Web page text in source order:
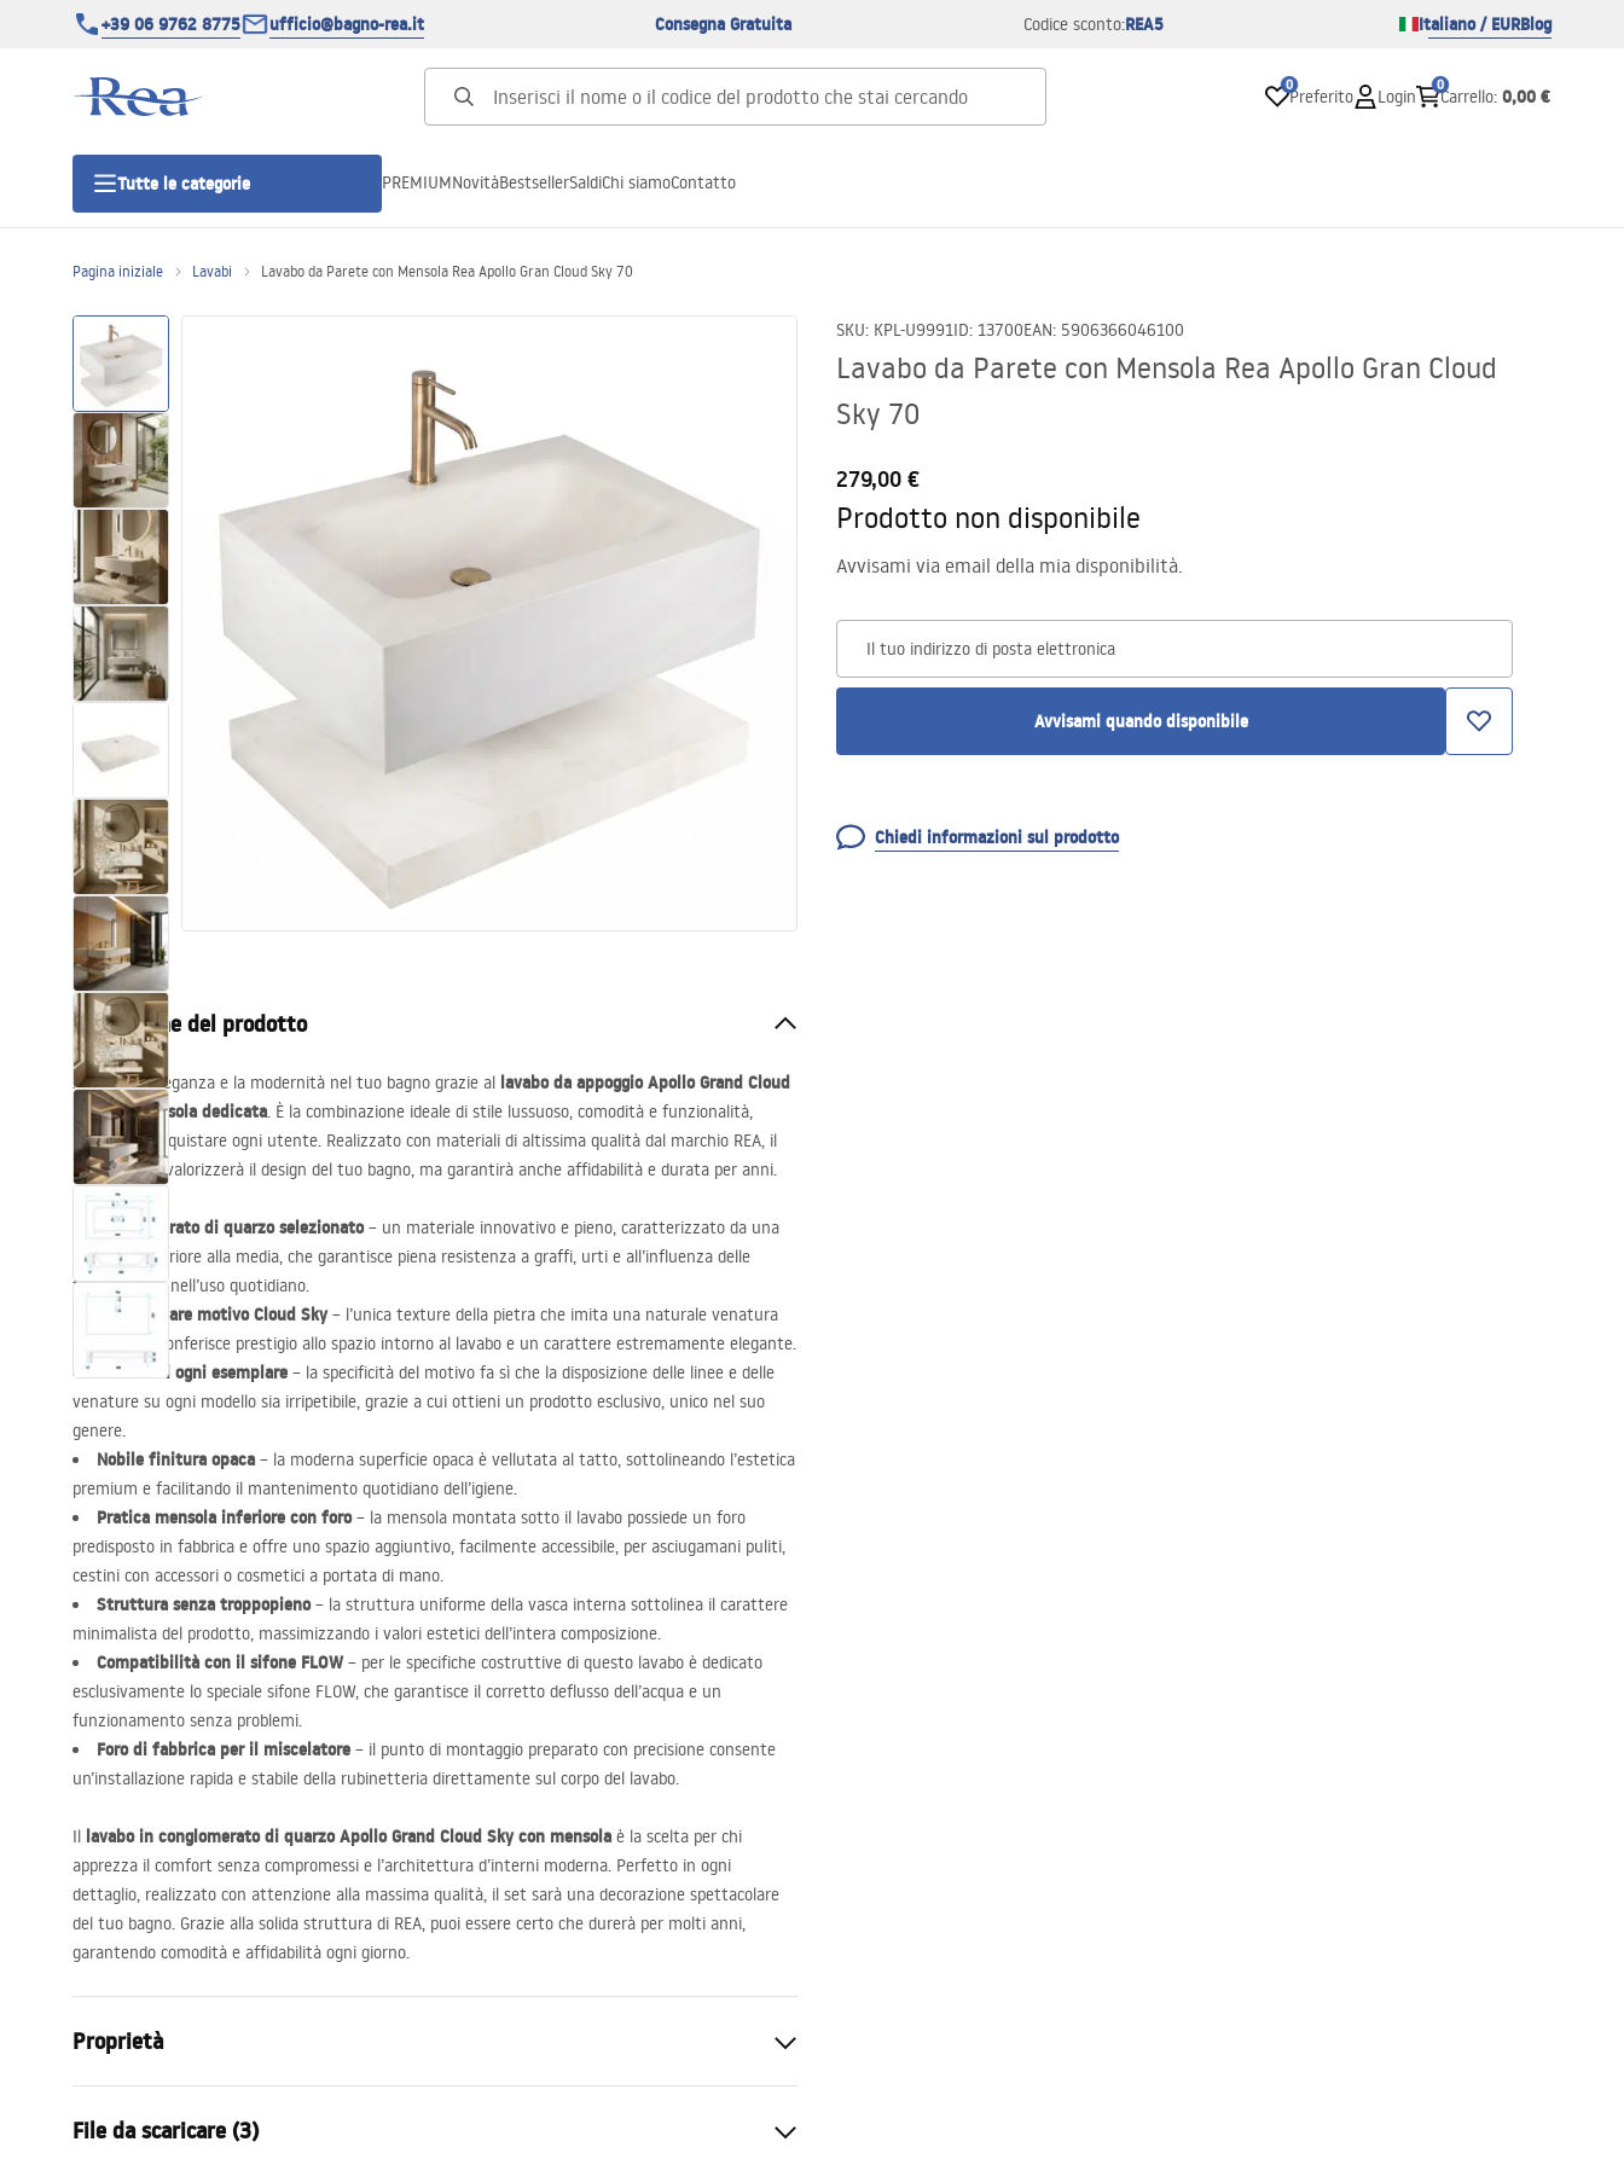
+39 06 9762 8775 ufficio@bagno-rea.it Consegna Gratuita Codice sconto:REA5 Italiano / EURBlog
0
Preferito Login
0
Carrello: 0,00 €
Tutte le categorie
Porte doccia
Piatti doccia da bagno
Canaline di scarico
Set di vaso WC e bidet
Lavabi
Vasche da bagno e schermi vasca
Rubinetti da bagno
Set doccia
Cucina
Accessori e mobili da bagno
PREMIUMNovitàBestsellerSaldiChi siamoContatto
Pagina iniziale Lavabi Lavabo da Parete con Mensola Rea Apollo Gran Cloud Sky 70
SKU: KPL-U9991ID: 13700EAN: 5906366046100
Lavabo da Parete con Mensola Rea Apollo Gran Cloud
Sky 70
279,00 €
Prodotto non disponibile
Avvisami via email della mia disponibilità.
Il tuo indirizzo di posta elettronica
Avvisami quando disponibile
Chiedi informazioni sul prodotto
Descrizione del prodotto
Apprezza l’eleganza e la modernità nel tuo bagno grazie al lavabo da appoggio Apollo Grand Cloud
Sky con mensola dedicata. È la combinazione ideale di stile lussuoso, comodità e funzionalità,
capace di conquistare ogni utente. Realizzato con materiali di altissima qualità dal marchio REA, il
set non solo valorizzerà il design del tuo bagno, ma garantirà anche affidabilità e durata per anni.
Conglomerato di quarzo selezionato– un materiale innovativo e pieno, caratterizzato da una
durezza superiore alla media, che garantisce piena resistenza a graffi, urti e all’influenza delle
temperature nell’uso quotidiano.
Spettacolare motivo Cloud Sky– l’unica texture della pietra che imita una naturale venatura
geometrica conferisce prestigio allo spazio intorno al lavabo e un carattere estremamente elegante.
Unicità di ogni esemplare – la specificità del motivo fa sì che la disposizione delle linee e delle
venature su ogni modello sia irripetibile, grazie a cui ottieni un prodotto esclusivo, unico nel suo
genere.
Nobile finitura opaca – la moderna superficie opaca è vellutata al tatto, sottolineando l’estetica
premium e facilitando il mantenimento quotidiano dell’igiene.
Pratica mensola inferiore con foro– la mensola montata sotto il lavabo possiede un foro
predisposto in fabbrica e offre uno spazio aggiuntivo, facilmente accessibile, per asciugamani puliti,
cestini con accessori o cosmetici a portata di mano.
Struttura senza troppopieno– la struttura uniforme della vasca interna sottolinea il carattere
minimalista del prodotto, massimizzando i valori estetici dell’intera composizione.
Compatibilità con il sifone FLOW– per le specifiche costruttive di questo lavabo è dedicato
esclusivamente lo speciale sifone FLOW, che garantisce il corretto deflusso dell’acqua e un
funzionamento senza problemi.
Foro di fabbrica per il miscelatore – il punto di montaggio preparato con precisione consente
un’installazione rapida e stabile della rubinetteria direttamente sul corpo del lavabo.
Il lavabo in conglomerato di quarzo Apollo Grand Cloud Sky con mensola è la scelta per chi
apprezza il comfort senza compromessi e l’architettura d’interni moderna. Perfetto in ogni
dettaglio, realizzato con attenzione alla massima qualità, il set sarà una decorazione spettacolare
del tuo bagno. Grazie alla solida struttura di REA, puoi essere certo che durerà per molti anni,
garantendo comodità e affidabilità ogni giorno.
Proprietà
Materiale
File da scaricare (3)